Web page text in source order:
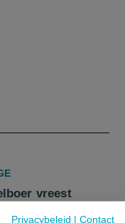
Privacybeleid | Contact
vreest